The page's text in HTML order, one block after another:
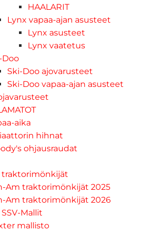
HAALARIT
Lynx vapaa-ajan asusteet
Lynx asusteet
Lynx vaatetus
Doo
Ski-Doo ajovarusteet
Ski-Doo vapaa-ajan asusteet
aika
hihnat
ohjausraudat
traktorimönkijät
Am traktorimönkijät 2025
Am traktorimönkijät 2026
Mallit
mallisto